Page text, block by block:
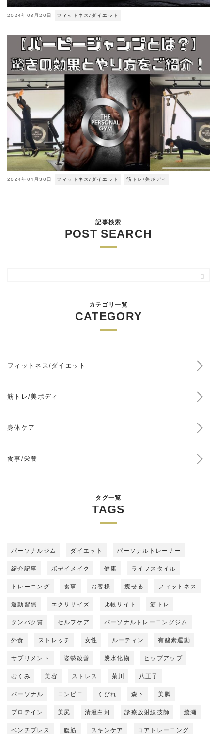
2024年03月20日 フィットネス/ダイエット
2024年04月30日 フィットネス/ダイエット 筋トレ/美ボディ
記事検索
POST SEARCH
カテゴリ一覧
CATEGORY
フィットネス/ダイエット
筋トレ/美ボディ
身体ケア
食事/栄養
タグ一覧
TAGS
パーソナルジム ダイエット パーソナルトレーナー
紹介記事 ボデイメイク 健康 ライフスタイル
トレーニング 食事 お客様 痩せる フィットネス
運動習慣 エクササイズ 比較サイト 筋トレ
タンパク質 セルフケア パーソナルトレーニングジム
外食 ストレッチ 女性 ルーティン 有酸素運動
サプリメント 姿勢改善 炭水化物 ヒップアップ
むくみ 美容 ストレス 菊川 八王子
パーソナル コンビニ くびれ 森下 美脚
プロテイン 美尻 清澄白河 診療放射線技師 綾瀬
ベンチプレス 腹筋 スキンケア コアトレーニング